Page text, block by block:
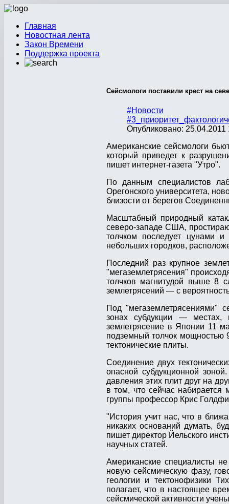
Главная
Новостная лента
Закон Времени
Поддержка проекта
Сейсмологи поставили крест на
#Новости
Опубликовано: 25.04.2011
Американские сейсмологи
который приведет к
пишет интернет-газета "Утро".
По данным специалистов
Орегонского университета,
близости от берегов
Масштабный природный
северо-западе США,
толчком последует цунами
небольших городков,
Последний раз крупное
"мегаземлетрясения"
толчков магнитудой выше 8
землетрясений — с
Под "мегаземлетрясениями"
зонах субдукции — местах,
землетрясение в Японии 11
подземный толчок мощностью
тектонические плиты.
Соединение двух
опасной субдукционной
давления этих плит друг на
в том, что сейчас набирается
группы профессор Крис
"История учит нас, что в
никаких оснований думать,
пишет директор Йельского
научных статей.
Американские специалисты
новую сейсмическую фазу,
геологии и тектонофизики
полагает, что в настоящее
сейсмической активности